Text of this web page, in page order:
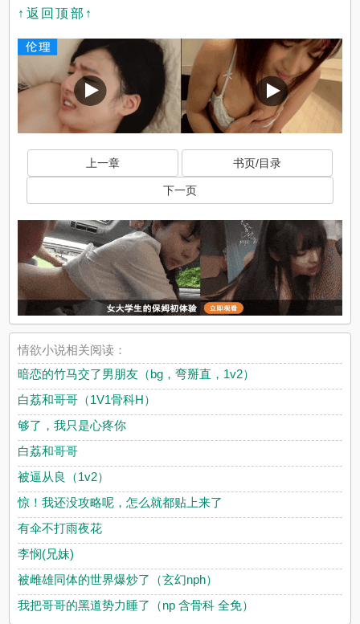
↑返回顶部↑
上一章 书页/目录
下一页
情欲小说相关阅读：
暗恋的竹马交了男朋友（bg，弯掰直，1v2）
白荔和哥哥（1V1骨科H）
够了，我只是心疼你
白荔和哥哥
被逼从良（1v2）
惊！我还没攻略呢，怎么就都贴上来了
有伞不打雨夜花
李悯(兄妹)
被雌雄同体的世界爆炒了（玄幻nph）
我把哥哥的黑道势力睡了（np 含骨科 全免）